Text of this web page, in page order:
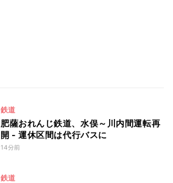
鉄道
肥薩おれんじ鉄道、水俣～川内間運転再
開 - 運休区間は代行バスに
14分前
鉄道